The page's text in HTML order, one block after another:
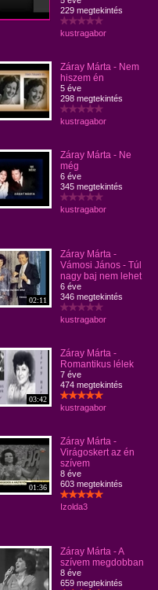
229 megtekintés
kustragabor
Záray Márta - Nem
hiszem én
5 éve
298 megtekintés
kustragabor
Záray Márta - Ne
még
6 éve
345 megtekintés
kustragabor
02:11
Záray Márta -
Vámosi János - Túl
nagy baj nem lehet
6 éve
346 megtekintés
kustragabor
03:42
Záray Márta -
Romantikus lélek
7 éve
474 megtekintés
kustragabor
01:36
Záray Márta -
Virágoskert az én
szívem
8 éve
603 megtekintés
Izolda3
Záray Márta - A
szívem megdobban
8 éve
659 megtekintés